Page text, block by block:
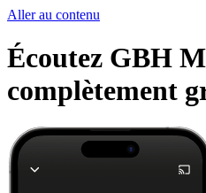
Aller au contenu
Écoutez GBH
complètement